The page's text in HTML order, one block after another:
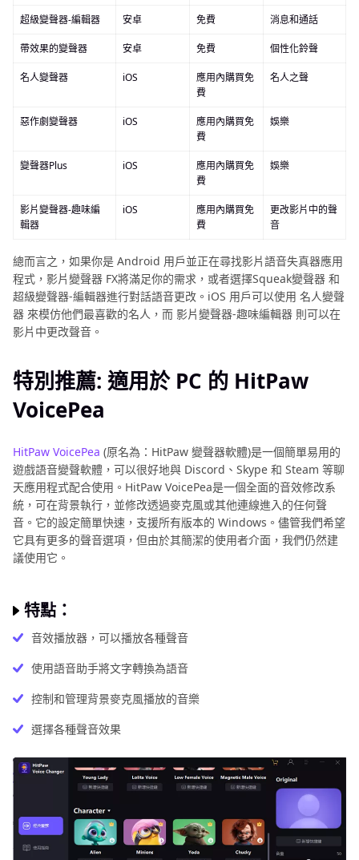
超級變聲器-編輯器 安卓 免費 消息和通話
帶效果的變聲器 安卓 免費 個性化鈴聲
名人變聲器 iOS
應用內購買免
費
名人之聲
惡作劇變聲器 iOS
應用內購買免
費
娛樂
變聲器Plus iOS
應用內購買免
費
娛樂
影片變聲器-趣味編
輯器
iOS
應用內購買免
費
更改影片中的聲
音
總而言之，如果你是 Android 用戶並正在尋找影片語音失真器應用
程式，影片變聲器 FX將滿足你的需求，或者選擇Squeak變聲器 和
超級變聲器-編輯器進行對話語音更改。iOS 用戶可以使用 名人變聲
器 來模仿他們最喜歡的名人，而 影片變聲器-趣味編輯器 則可以在
影片中更改聲音。
特別推薦: 適用於 PC 的 HitPaw
VoicePea
HitPaw VoicePea (原名為：HitPaw 變聲器軟體)是一個簡單易用的
遊戲語音變聲軟體，可以很好地與 Discord、Skype 和 Steam 等聊
天應用程式配合使用。HitPaw VoicePea是一個全面的音效修改系
統，可在背景執行，並修改透過麥克風或其他連線進入的任何聲
音。它的設定簡單快速，支援所有版本的 Windows。儘管我們希望
它具有更多的聲音選項，但由於其簡潔的使用者介面，我們仍然建
議使用它。
特點：
音效播放器，可以播放各種聲音
使用語音助手將文字轉換為語音
控制和管理背景麥克風播放的音樂
選擇各種聲音效果